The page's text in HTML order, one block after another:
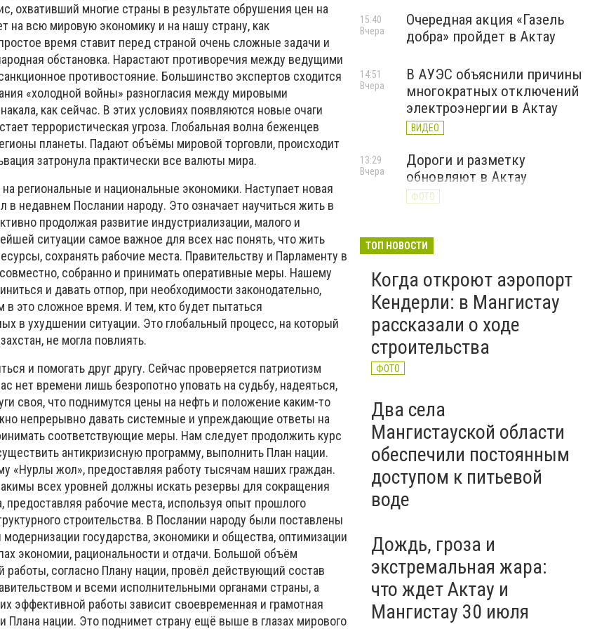
охвативший многие страны в результате обрушения цен на
на всю мировую экономику и на нашу страну, как
время ставит перед страной очень сложные задачи и
обстановка. Нарастают противоречия между ведущими
противостояние. Большинство экспертов сходится
«холодной войны» разногласия между мировыми
как сейчас. В этих условиях появляются новые очаги
террористическая угроза. Глобальная волна беженцев
планеты. Падают объёмы мировой торговли, происходит
затронула практически все валюты мира.
региональные и национальные экономики. Наступает новая
в недавнем Послании народу. Это означает научиться жить в
продолжая развитие индустриализации, малого и
ситуации самое важное для всех нас понять, что жить
сохранять рабочие места. Правительству и Парламенту в
собранно и принимать оперативные меры. Нашему
и давать отпор, при необходимости законодательно,
это сложное время. И тем, кто будет пытаться
в ухудшении ситуации. Это глобальный процесс, на который
не могла повлиять.
и помогать друг другу. Сейчас проверяется патриотизм
нет времени лишь безропотно уповать на судьбу, надеяться,
своя, что поднимутся цены на нефть и положение каким-то
непрерывно давать системные и упреждающие ответы на
соответствующие меры. Нам следует продолжить курс
антикризисную программу, выполнить План нации.
«Нурлы жол», предоставляя работу тысячам наших граждан.
всех уровней должны искать резервы для сокращения
предоставляя рабочие места, используя опыт прошлого
строительства. В Послании народу были поставлены
государства, экономики и общества, оптимизации
экономии, рациональности и отдачи. Большой объём
работы, согласно Плану нации, провёл действующий состав
и всеми исполнительными органами страны, а
эффективной работы зависит своевременная и грамотная
Плана нации. Это поднимет страну ещё выше в глазах мирового
Очередная акция «Газель
добра» пройдет в Актау
15:40
Вчера
В АУЭС объяснили причины
многократных отключений
электроэнергии в Актау
ВИДЕО
14:51
Вчера
Дороги и разметку
обновляют в Актау
ФОТО
13:29
Вчера
ТОП НОВОСТИ
Когда откроют аэропорт
Кендерли: в Мангистау
рассказали о ходе
строительства
ФОТО
Два села
Мангистауской области
обеспечили постоянным
доступом к питьевой
воде
Дождь, гроза и
экстремальная жара:
что ждет Актау и
Мангистау 30 июля